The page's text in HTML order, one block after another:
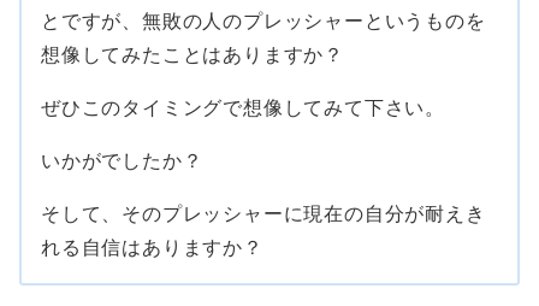
とですが、無敗の人のプレッシャーというものを
想像してみたことはありますか？
ぜひこのタイミングで想像してみて下さい。
いかがでしたか？
そして、そのプレッシャーに現在の自分が耐えき
れる自信はありますか？